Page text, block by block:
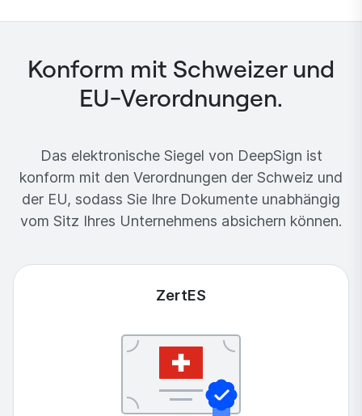
Konform mit Schweizer und
EU-Verordnungen.
Das elektronische Siegel von DeepSign ist
konform mit den Verordnungen der Schweiz und
der EU, sodass Sie Ihre Dokumente unabhängig
vom Sitz Ihres Unternehmens absichern können.
ZertES